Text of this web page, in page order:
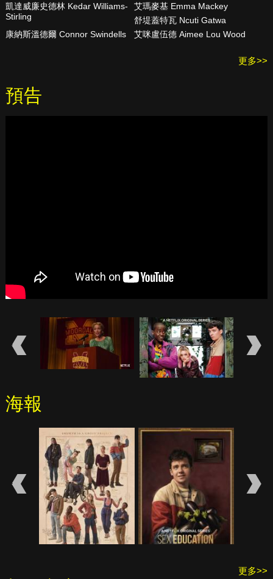
凱達威廉史德林 Kedar Williams-
Stirling
艾瑪麥基 Emma Mackey
舒堤蓋特瓦 Ncuti Gatwa
康納斯溫德爾 Connor Swindells
艾咪盧伍德 Aimee Lou Wood
更多>>
預告
海報
更多>>